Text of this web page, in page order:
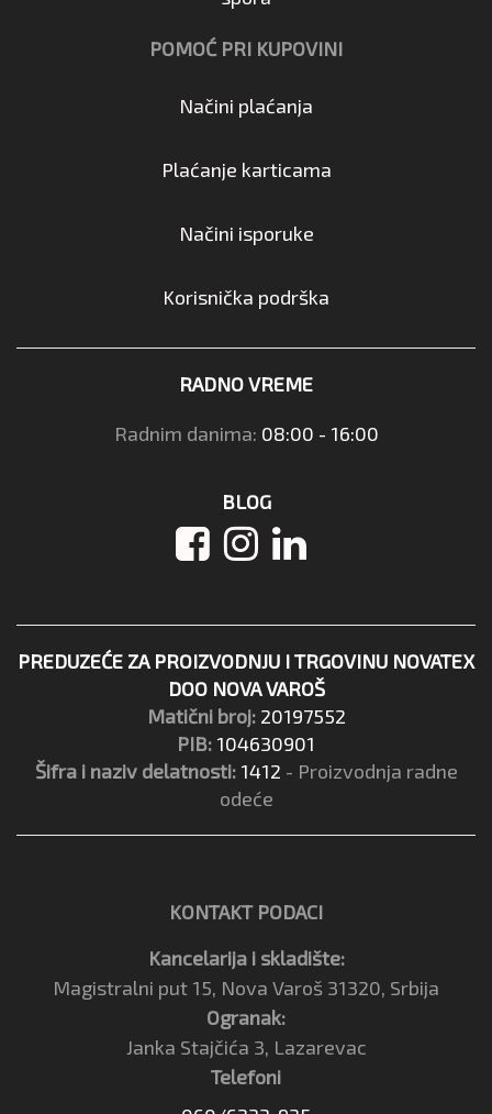
POMOĆ PRI KUPOVINI
Načini plaćanja
Plaćanje karticama
Načini isporuke
Korisnička podrška
RADNO VREME
Radnim danima: 08:00 - 16:00
BLOG
PREDUZEĆE ZA PROIZVODNJU I TRGOVINU NOVATEX
DOO NOVA VAROŠ
Matični broj: 20197552
PIB: 104630901
Šifra i naziv delatnosti: 1412 - Proizvodnja radne
odeće
KONTAKT PODACI
Kancelarija i skladište:
Magistralni put 15, Nova Varoš 31320, Srbija
Ogranak:
Janka Stajčića 3, Lazarevac
Telefoni